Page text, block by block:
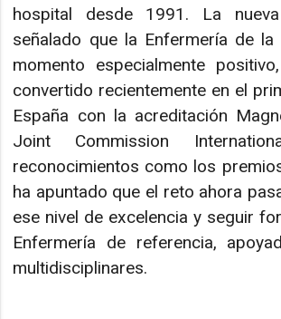
hospital desde 1991. La
señalado que la Enfermería de la
momento especialmente
convertido recientemente en el
España con la acreditación
Joint Commission
reconocimientos como los
ha apuntado que el reto ahora
ese nivel de excelencia y seguir
Enfermería de referencia,
multidisciplinares.